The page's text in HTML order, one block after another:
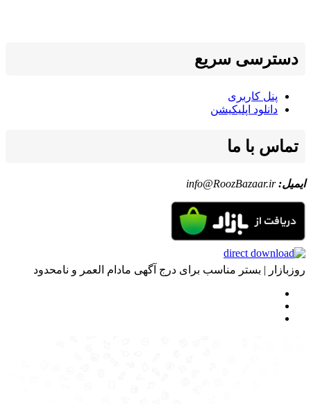
دسترسی سریع
پنل کاربری
دانلود اپلیکیشن
تماس با ما
ایمیل:info@RoozBazaar.ir
روزبازار | بستر مناسب برای درج آگهی مادام العمر و نامحدود